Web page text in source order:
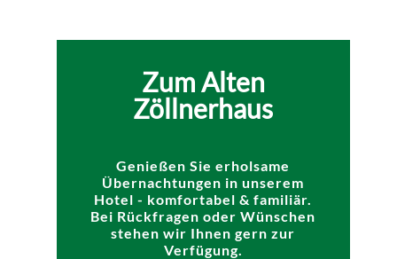
Zum Alten
Zöllnerhaus
Genießen Sie erholsame
Übernachtungen in unserem
Hotel - komfortabel & familiär.
Bei Rückfragen oder Wünschen
stehen wir Ihnen gern zur
Verfügung.